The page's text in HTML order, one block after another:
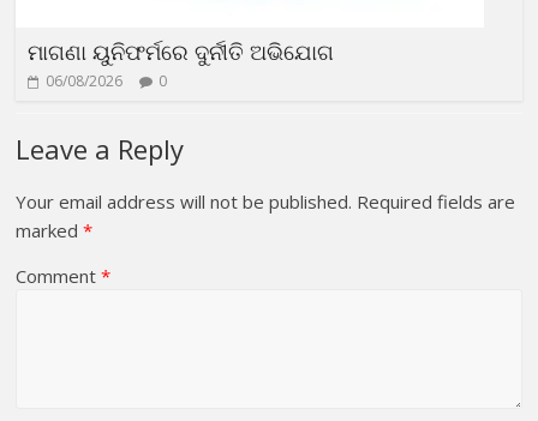
ମାଗଣା ୟୁନିଫର୍ମରେ ଦୁର୍ନୀତି ଅଭିଯୋଗ
06/08/2026 0
Leave a Reply
Your email address will not be published. Required fields are
marked*
Comment*